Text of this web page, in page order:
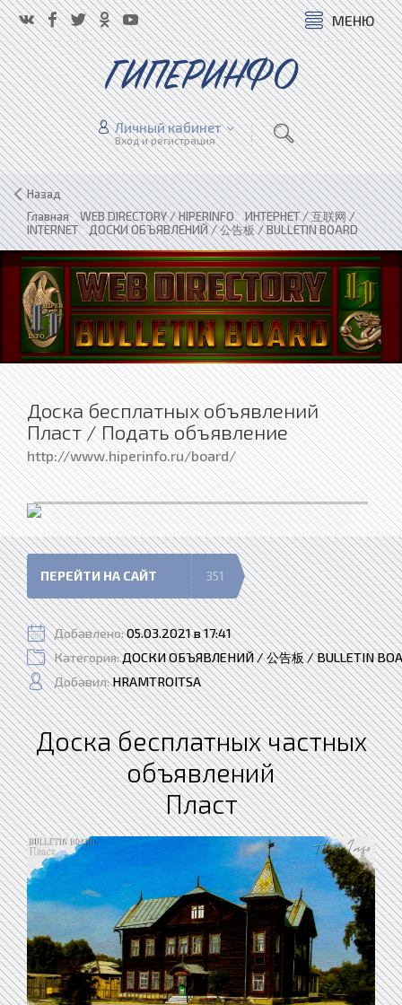
МЕНЮ
ГИПЕРИНФО
Личный кабинет
Вход и регистрация
Назад
Главная»WEB DIRECTORY / HIPERINFO»ИНТЕРНЕТ / 互联网 /
INTERNET»ДОСКИ ОБЪЯВЛЕНИЙ / 公告板 / BULLETIN BOARD
Доска бесплатных объявлений
Пласт / Подать объявление
http://www.hiperinfo.ru/board/
ПЕРЕЙТИ НА САЙТ 351
Добавлено:05.03.2021 в 17:41
Категория:ДОСКИ ОБЪЯВЛЕНИЙ / 公告板 / BULLETIN
Добавил:HRAMTROITSA
Доска бесплатных частных
объявлений
Пласт